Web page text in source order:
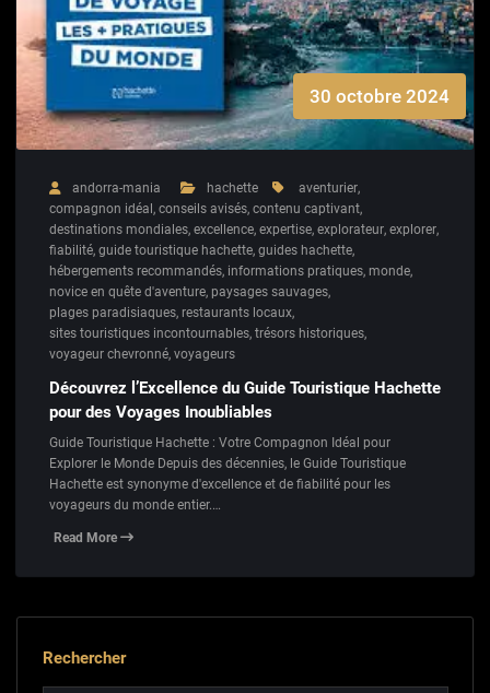
30 octobre 2024
andorra-mania hachette aventurier,
compagnon idéal, conseils avisés, contenu captivant,
destinations mondiales, excellence, expertise, explorateur, explorer,
fiabilité, guide touristique hachette, guides hachette,
hébergements recommandés, informations pratiques, monde,
novice en quête d'aventure, paysages sauvages,
plages paradisiaques, restaurants locaux,
sites touristiques incontournables, trésors historiques,
voyageur chevronné, voyageurs
Découvrez l’Excellence du Guide Touristique Hachette
pour des Voyages Inoubliables
Guide Touristique Hachette : Votre Compagnon Idéal pour
Explorer le Monde Depuis des décennies, le Guide Touristique
Hachette est synonyme d'excellence et de fiabilité pour les
voyageurs du monde entier.…
Read More
Rechercher